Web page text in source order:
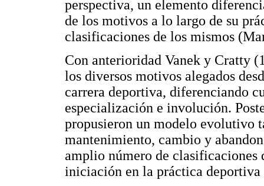
perspectiva, un elemento
de los motivos a lo largo de su
clasificaciones de los mismos
Con anterioridad Vanek y Cratty
los diversos motivos alegados
carrera deportiva, diferenciando
especialización e involución.
propusieron un modelo evolutivo
mantenimiento, cambio y
amplio número de clasificaciones
iniciación en la práctica